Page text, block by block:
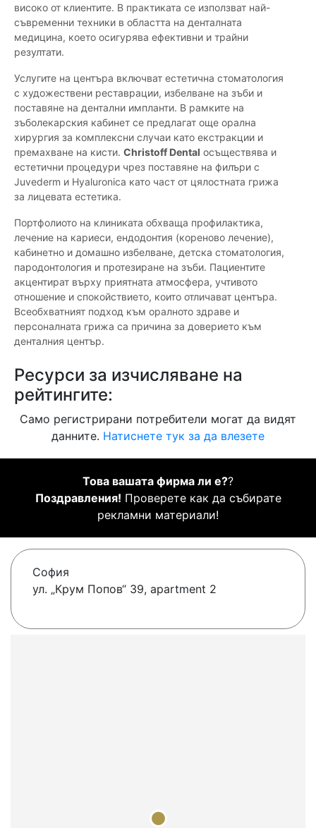
високо от клиентите. В практиката се използват най-
съвременни техники в областта на денталната
медицина, което осигурява ефективни и трайни
резултати.
Услугите на центъра включват естетична стоматология
с художествени реставрации, избелване на зъби и
поставяне на дентални импланти. В рамките на
зъболекарския кабинет се предлагат още орална
хирургия за комплексни случаи като екстракции и
премахване на кисти. Christoff Dental осъществява и
естетични процедури чрез поставяне на филъри с
Juvederm и Hyaluronica като част от цялостната грижа
за лицевата естетика.
Портфолиото на клиниката обхваща профилактика,
лечение на кариеси, ендодонтия (кореново лечение),
кабинетно и домашно избелване, детска стоматология,
пародонтология и протезиране на зъби. Пациентите
акцентират върху приятната атмосфера, учтивото
отношение и спокойствието, които отличават центъра.
Всеобхватният подход към оралното здраве и
персоналната грижа са причина за доверието към
денталния център.
Ресурси за изчисляване на
рейтингите:
Само регистрирани потребители могат да видят
данните. Натиснете тук за да влезете
Това вашата фирма ли е??
Поздравления! Проверете как да събирате
рекламни материали!
София
ул. „Крум Попов“ 39, apartment 2